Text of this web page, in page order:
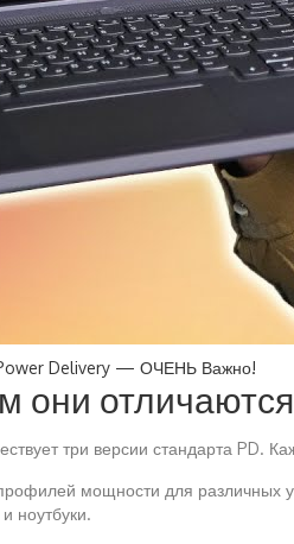
Delivery — ОЧЕНЬ Важно!
они отличаются
три версии стандарта PD.
мощности для различных
ноутбуки.